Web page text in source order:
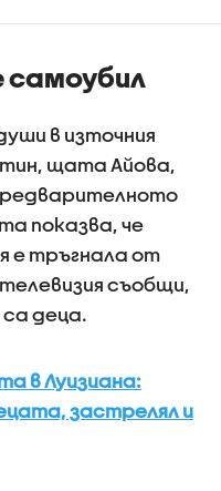
самоубил
в източния
щата Айова,
показва, че
е тръгнала от
съобщи,
деца.
в Луизиана:
застрелял и